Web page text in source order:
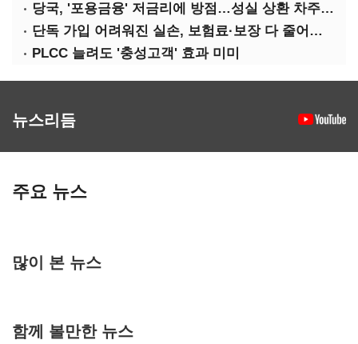
당국, '포용금융' 저금리에 방점…성실 상환 차주는 '역차별'
단독 가입 어려워진 실손, 보험료·보장 다 줄어든 5세대는?
PLCC 늘려도 '충성고객' 효과 미미
뉴스리듬
주요 뉴스
많이 본 뉴스
함께 볼만한 뉴스